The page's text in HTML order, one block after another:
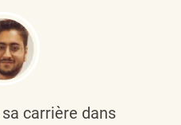
carrière dans